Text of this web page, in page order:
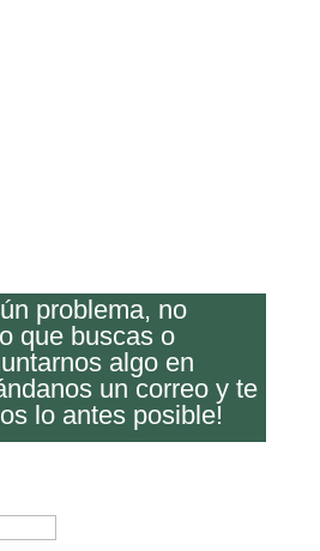
problema, no
que buscas o
algo en
un correo y te
lo antes posible!